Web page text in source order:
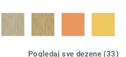
Pogledaj sve dezene (33)